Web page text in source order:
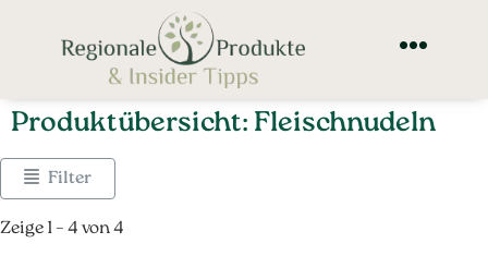
Produktübersicht: Fleischnudeln
Filter
Zeige 1 – 4 von 4